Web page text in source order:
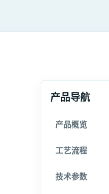
产品导航
产品概览
工艺流程
技术参数